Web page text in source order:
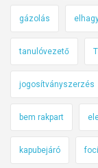
gázolás
tanulóvezető
jogosítványszerzés
bem rakpart
kapubejáró foci